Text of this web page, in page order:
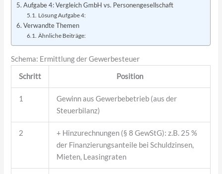
Aufgabe 4: Vergleich GmbH vs. Personengesellschaft
Lösung Aufgabe 4:
Verwandte Themen
Ähnliche Beiträge:
Schema: Ermittlung der Gewerbesteuer
Schritt Position
1
Gewinn aus Gewerbebetrieb (aus der
Steuerbilanz)
2
+ Hinzurechnungen (§ 8 GewStG): z.B. 25 %
der Finanzierungsanteile bei Schuldzinsen,
Mieten, Leasingraten